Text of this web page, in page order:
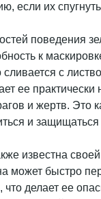
если их
поведения
к
сливается с
ее практически
и жертв. Это
и
известна
может быстро
что делает ее